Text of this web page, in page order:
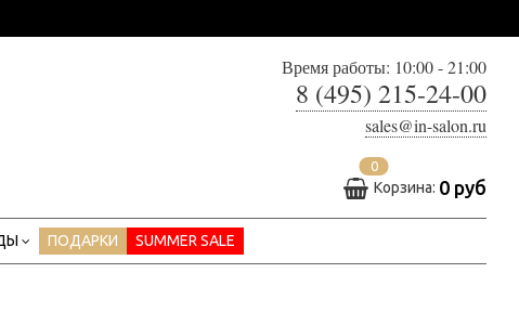
Время работы: 10:00 - 21:00
8 (495) 215-24-00
sales@in-salon.ru
0
Корзина: 0 руб
ПОДАРКИ SUMMER SALE